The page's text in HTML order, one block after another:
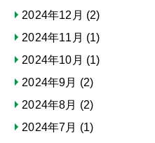
2024年12月 (2)
2024年11月 (1)
2024年10月 (1)
2024年9月 (2)
2024年8月 (2)
2024年7月 (1)